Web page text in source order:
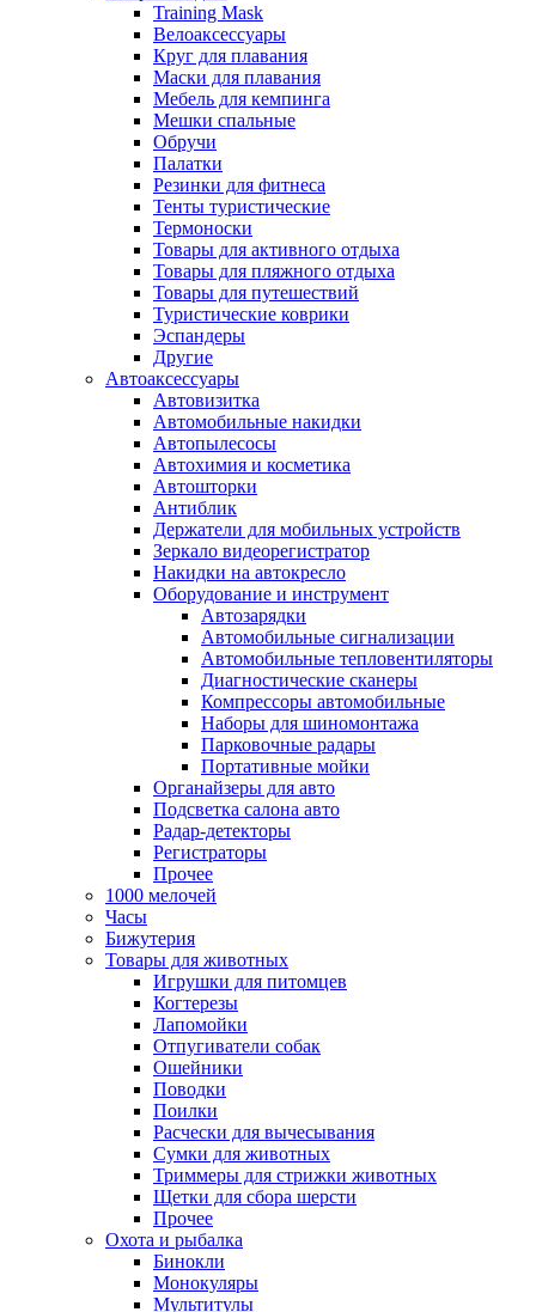
Training Mask
Велоаксессуары
Круг для плавания
Маски для плавания
Мебель для кемпинга
Мешки спальные
Обручи
Палатки
Резинки для фитнеса
Тенты туристические
Термоноски
Товары для активного отдыха
Товары для пляжного отдыха
Товары для путешествий
Туристические коврики
Эспандеры
Другие
Автоаксессуары
Автовизитка
Автомобильные накидки
Автопылесосы
Автохимия и косметика
Автошторки
Антиблик
Держатели для мобильных устройств
Зеркало видеорегистратор
Накидки на автокресло
Оборудование и инструмент
Автозарядки
Автомобильные сигнализации
Автомобильные тепловентиляторы
Диагностические сканеры
Компрессоры автомобильные
Наборы для шиномонтажа
Парковочные радары
Портативные мойки
Органайзеры для авто
Подсветка салона авто
Радар-детекторы
Регистраторы
Прочее
1000 мелочей
Часы
Бижутерия
Товары для животных
Игрушки для питомцев
Когтерезы
Лапомойки
Отпугиватели собак
Ошейники
Поводки
Поилки
Расчески для вычесывания
Сумки для животных
Триммеры для стрижки животных
Щетки для сбора шерсти
Прочее
Охота и рыбалка
Бинокли
Монокуляры
Мультитулы